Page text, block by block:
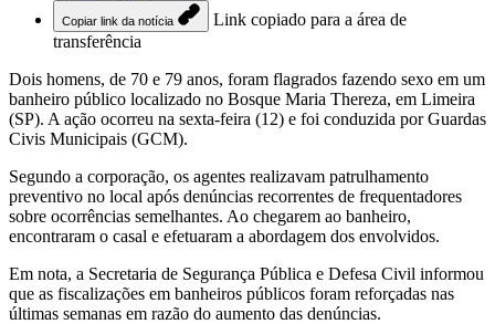
Copiar link da notícia
Link copiado para a área de
transferência
Dois homens, de 70 e 79 anos, foram flagrados fazendo sexo em um
banheiro público localizado no Bosque Maria Thereza, em Limeira
(SP). A ação ocorreu na sexta-feira (12) e foi conduzida por Guardas
Civis Municipais (GCM).
Segundo a corporação, os agentes realizavam patrulhamento
preventivo no local após denúncias recorrentes de frequentadores
sobre ocorrências semelhantes. Ao chegarem ao banheiro,
encontraram o casal e efetuaram a abordagem dos envolvidos.
Em nota, a Secretaria de Segurança Pública e Defesa Civil informou
que as fiscalizações em banheiros públicos foram reforçadas nas
últimas semanas em razão do aumento das denúncias.